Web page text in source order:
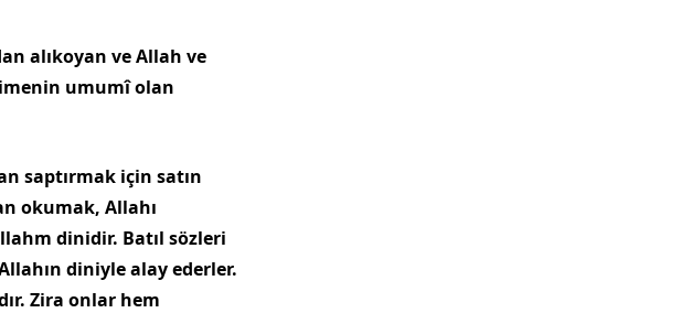
alıkoyan ve Allah ve
umumî olan
saptırmak için satın
okumak, Allahı
dinidir. Batıl sözleri
diniyle alay ederler.
Zira onlar hem